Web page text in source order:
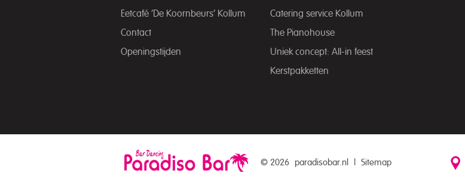
Eetcafé ‘De Koornbeurs’ Kollum
Contact
Openingstijden
Catering service Kollum
The Pianohouse
Uniek concept: All-in feest
Kerstpakketten
© 2026 paradisobar.nl Sitemap